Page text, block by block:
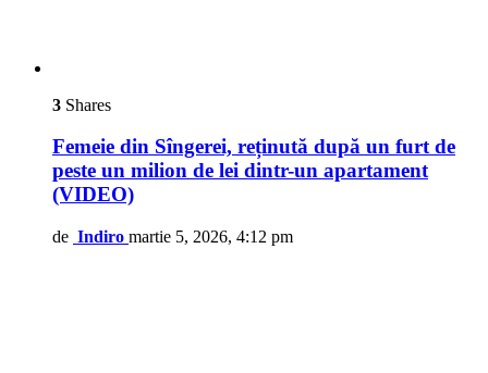
3 Shares
Femeie din Sîngerei, reținută după un furt de
peste un milion de lei dintr-un apartament
(VIDEO)
de Indiro martie 5, 2026, 4:12 pm